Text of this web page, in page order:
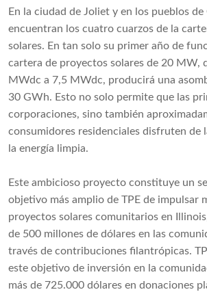
En la ciudad de Joliet y en los pueblos
encuentran los cuatro cuarzos de la
solares. En tan solo su primer año de
cartera de proyectos solares de 20 MW,
MWdc a 7,5 MWdc, producirá una
30 GWh. Esto no solo permite que las
corporaciones, sino también
consumidores residenciales disfruten de
la energía limpia.
Este ambicioso proyecto constituye un
objetivo más amplio de TPE de impulsar
proyectos solares comunitarios en
de 500 millones de dólares en las
través de contribuciones filantrópicas.
este objetivo de inversión en la
más de 725.000 dólares en donaciones